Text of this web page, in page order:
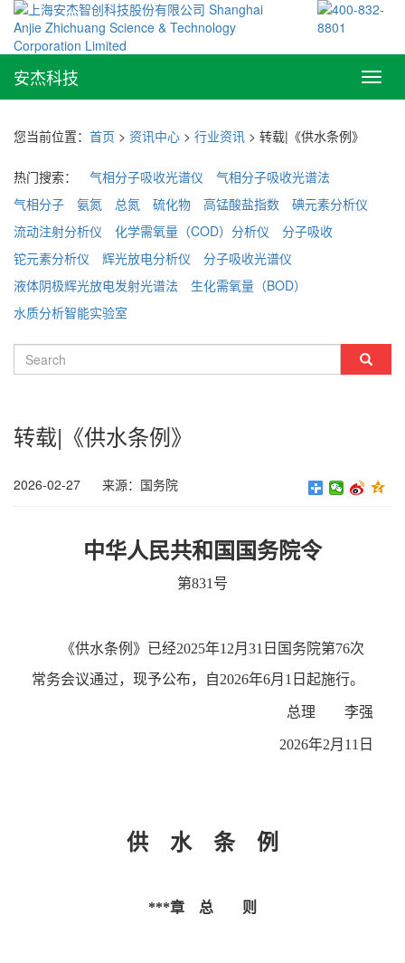
安杰科技
您当前位置： 首页 > 资讯中心 > 行业资讯 > 转载|《供水条例》
热门搜索： 气相分子吸收光谱仪
气相分子吸收光谱法
气相分子
氨氮 总氮 硫化物 高锰酸盐指数
碘元素分析仪
流动注射分析仪
化学需氧量（COD）分析仪
分子吸收
铊元素分析仪
辉光放电分析仪
分子吸收光谱仪
液体阴极辉光放电发射光谱法
生化需氧量（BOD）
水质分析智能实验室
转载|《供水条例》
2026-02-27 来源：国务院
中华人民共和国国务院令
第831号
《供水条例》已经2025年12月31日国务院第76次
常务会议通过，现予公布，自2026年6月1日起施行。
总理 李强
2026年2月11日
供 水 条 例
***章 总 则